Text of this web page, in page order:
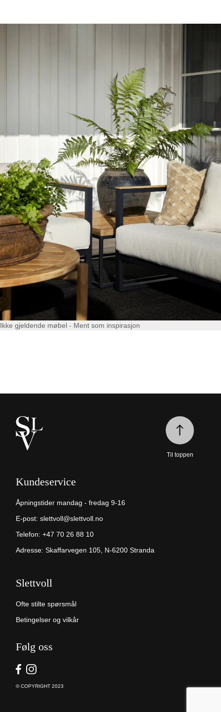
Ikke gjeldende møbel - Ment som inspirasjon
Kundeservice
Åpningstider mandag - fredag 9-16
E-post: slettvoll@slettvoll.no
Telefon: +47 70 26 88 10
Adresse: Skaffarvegen 105, N-6200 Stranda
Slettvoll
Ofte stilte spørsmål
Betingelser og vilkår
Følg oss
© COPYRIGHT 2023
Til toppen